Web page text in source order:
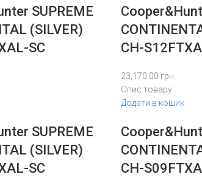
SUPREME
(SILVER)
SC
CH-
23,170.00 грн.
Опис товару
Додати в кошик
SUPREME
(SILVER)
SC
CH-